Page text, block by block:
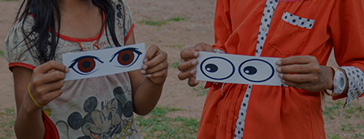
사업소식